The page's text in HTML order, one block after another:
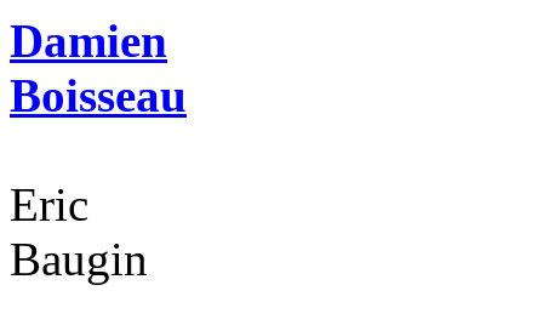
Damien
Boisseau
Eric
Baugin